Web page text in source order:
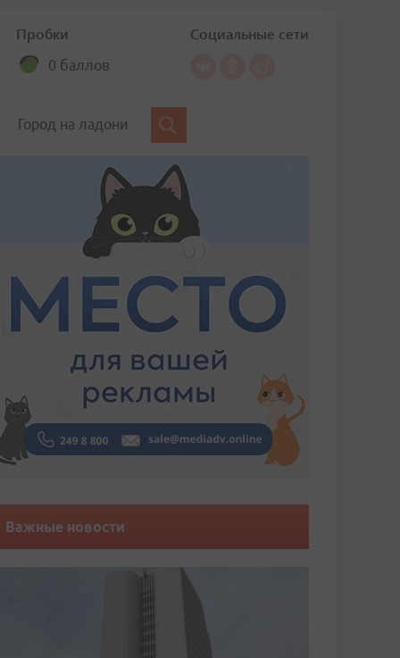
Пробки
0 баллов
Социальные сети
Город на ладони
Важные новости